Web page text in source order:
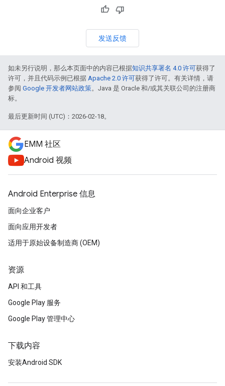
发送反馈
如未另行说明，那么本页面中的内容已根据知识共享署名 4.0 许可获得了
许可，并且代码示例已根据 Apache 2.0 许可获得了许可。有关详情，请
参阅 Google 开发者网站政策。Java 是 Oracle 和/或其关联公司的注册商
标。
最后更新时间 (UTC)：2026-02-18。
EMM 社区
Android 视频
Android Enterprise 信息
面向企业客户
面向应用开发者
适用于原始设备制造商 (OEM)
资源
API 和工具
Google Play 服务
Google Play 管理中心
下载内容
安装Android SDK